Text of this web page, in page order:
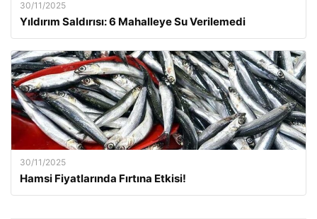
30/11/2025
Yıldırım Saldırısı: 6 Mahalleye Su Verilemedi
30/11/2025
Hamsi Fiyatlarında Fırtına Etkisi!